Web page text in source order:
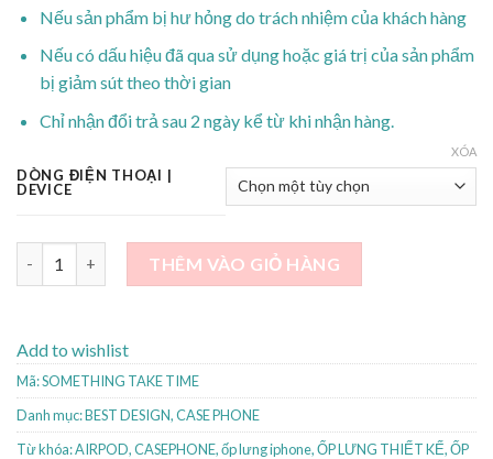
Nếu sản phẩm bị hư hỏng do trách nhiệm của khách hàng
Nếu có dấu hiệu đã qua sử dụng hoặc giá trị của sản phẩm
bị giảm sút theo thời gian
Chỉ nhận đổi trả sau 2 ngày kể từ khi nhận hàng.
DÒNG ĐIỆN THOẠI |
DEVICE
XÓA
SOMETHING TAKE TIME số lượng
THÊM VÀO GIỎ HÀNG
Add to wishlist
Mã:SOMETHING TAKE TIME
Danh mục:BEST DESIGN,CASE PHONE
Từ khóa:AIRPOD,CASEPHONE,ốp lưng iphone,ỐP LƯNG THIẾT KẾ,ỐP